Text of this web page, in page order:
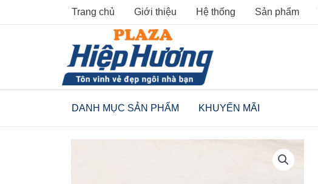
to
Trang chủ Giới thiệu Hệ thống Sản phẩm
DANH MỤC SẢN PHẨM KHUYẾN MÃI